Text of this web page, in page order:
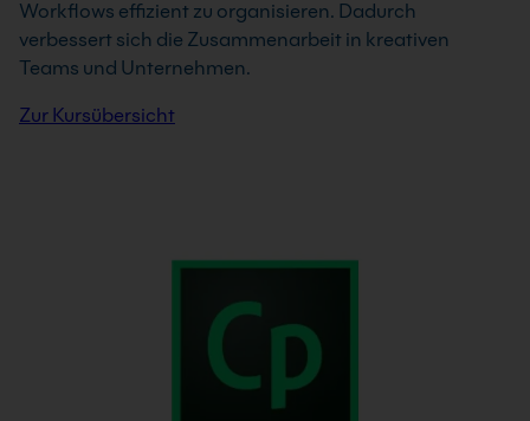
Workflows effizient zu organisieren. Dadurch
verbessert sich die Zusammenarbeit in kreativen
Teams und Unternehmen.
Zur Kursübersicht